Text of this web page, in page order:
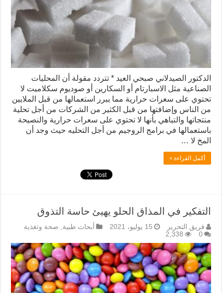
الدكتور الصيدلاني صبحي العيد * تتردد مقولة أن المحليات
الصناعية مثل الاسبارتام أو السكارين أو صوديوم سكلاميت لا
تحتوي على سعرات حرارية مما يبرر استعمالها من قبل الملايين
من الناس وإضافتها من قبل الكثير من الشركات من أجل تحلية
منتجاتها والتباهي بأنها لا تحتوي على سعرات حرارية والنصيحة
باستعمالها في برامج الروجيم من أجل التحليه حيث وجد أن
المخ لا …
أكمل القراءة »
التفكير في المذاق الحلو يهيئ حاسة التذوق
فريق التحرير 15 يوليو، 2021 أبحاث طبية, صحة وتغذية
0
2,338